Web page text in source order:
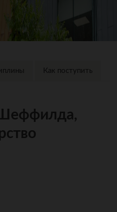
Как поступить